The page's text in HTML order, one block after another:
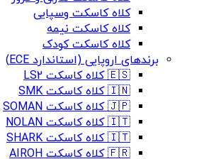
کلاه کاسکت وسپایی
کلاه کاسکت نیمه
کلاه کاسکت کودک
برندهای اروپایی (استاندارد ECE)
🇪🇸 کلاه کاسکت LS2
🇮🇳 کلاه کاسکت SMK
🇯🇵 کلاه کاسکت SOMAN
🇮🇹 کلاه کاسکت NOLAN
🇮🇹 کلاه کاسکت SHARK
🇫🇷 کلاه کاسکت AIROH